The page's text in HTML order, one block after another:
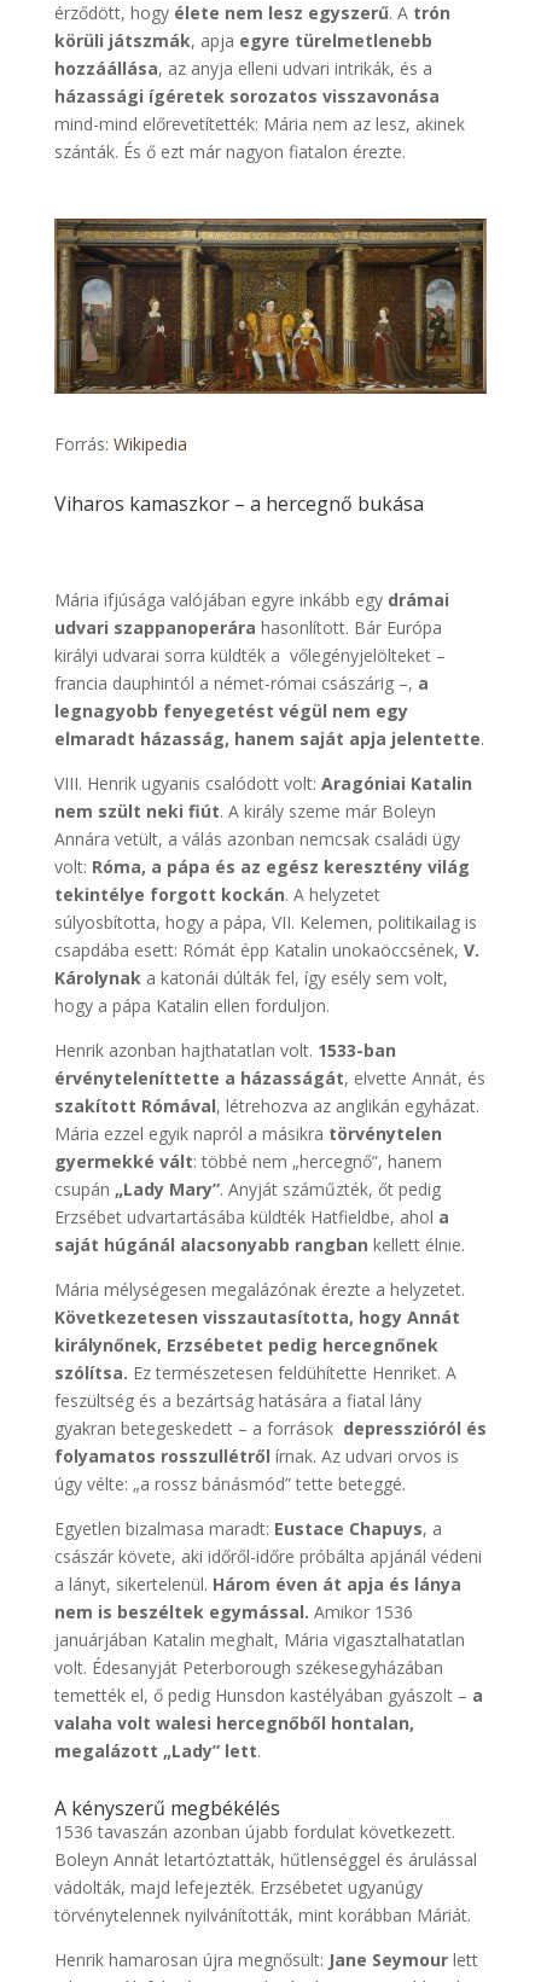
érződött, hogy élete nem lesz egyszerű. A trón
körüli játszmák, apja egyre türelmetlenebb
hozzáállása, az anyja elleni udvari intrikák, és a
házassági ígéretek sorozatos visszavonása
mind-mind előrevetítették: Mária nem az lesz, akinek
szánták. És ő ezt már nagyon fiatalon érezte.
Forrás: Wikipedia
Viharos kamaszkor – a hercegnő bukása
Mária ifjúsága valójában egyre inkább egy drámai
udvari szappanoperára hasonlított. Bár Európa
királyi udvarai sorra küldték a vőlegényjelölteket –
francia dauphintól a német-római császárig –, a
legnagyobb fenyegetést végül nem egy
elmaradt házasság, hanem saját apja jelentette.
VIII. Henrik ugyanis csalódott volt: Aragóniai Katalin
nem szült neki fiút. A király szeme már Boleyn
Annára vetült, a válás azonban nemcsak családi ügy
volt: Róma, a pápa és az egész keresztény világ
tekintélye forgott kockán. A helyzetet
súlyosbította, hogy a pápa, VII. Kelemen, politikailag is
csapdába esett: Rómát épp Katalin unokaöccsének, V.
Károlynaka katonái dúlták fel, így esély sem volt,
hogy a pápa Katalin ellen forduljon.
Henrik azonban hajthatatlan volt. 1533-ban
érvényteleníttette a házasságát, elvette Annát, és
szakított Rómával, létrehozva az anglikán egyházat.
Mária ezzel egyik napról a másikra törvénytelen
gyermekké vált: többé nem „hercegnő”, hanem
csupán „Lady Mary”. Anyját száműzték, őt pedig
Erzsébet udvartartásába küldték Hatfieldbe, ahol a
saját húgánál alacsonyabb rangban kellett élnie.
Mária mélységesen megalázónak érezte a helyzetet.
Következetesen visszautasította, hogy Annát
királynőnek, Erzsébetet pedig hercegnőnek
szólítsa. Ez természetesen feldühítette Henriket. A
feszültség és a bezártság hatására a fiatal lány
gyakran betegeskedett – a források depresszióról és
folyamatos rosszullétről írnak. Az udvari orvos is
úgy vélte: „a rossz bánásmód” tette beteggé.
Egyetlen bizalmasa maradt: Eustace Chapuys, a
császár követe, aki időről-időre próbálta apjánál védeni
a lányt, sikertelenül. Három éven át apja és lánya
nem is beszéltek egymással. Amikor 1536
januárjában Katalin meghalt, Mária vigasztalhatatlan
volt. Édesanyját Peterborough székesegyházában
temették el, ő pedig Hunsdon kastélyában gyászolt – a
valaha volt walesi hercegnőből hontalan,
megalázott „Lady” lett.
A kényszerű megbékélés
1536 tavaszán azonban újabb fordulat következett.
Boleyn Annát letartóztatták, hűtlenséggel és árulással
vádolták, majd lefejezték. Erzsébetet ugyanúgy
törvénytelennek nyilvánították, mint korábban Máriát.
Henrik hamarosan újra megnősült: Jane Seymourlett